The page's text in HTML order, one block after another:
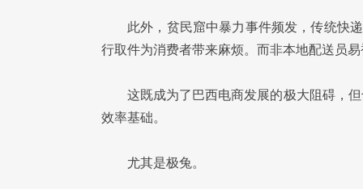
此外，贫民窟中暴力事件频发，传统快
行取件为消费者带来麻烦。而非本地配送员
这既成为了巴西电商发展的极大阻碍，
效率基础。
尤其是极兔。